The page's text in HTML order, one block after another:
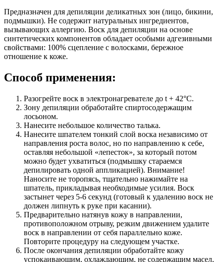
Предназначен для депиляции деликатных зон (лицо, бикини,
подмышки). Не содержит натуральных ингредиентов,
вызывающих аллергию. Воск для депиляции на основе
синтетических компонентов обладает особыми адгезивными
свойствами: 100% сцепление с волосками, бережное
отношение к коже.
Способ применения:
Разогрейте воск в электронагревателе до t + 42°С.
Зону депиляции обработайте спиртосодержащим
лосьоном.
Нанесите небольшое количество талька.
Нанесите шпателем тонкий слой воска независимо от
направления роста волос, но по направлению к себе,
оставляя небольшой «лепесток», за который потом
можно будет ухватиться (подмышку стараемся
депилировать одной аппликацией). Внимание!
Наносите не торопясь, тщательно нажимайте на
шпатель, прикладывая необходимые усилия. Воск
застынет через 5-6 секунд (готовый к удалению воск не
должен липнуть к руке при касании).
Предварительно натянув кожу в направлении,
противоположном отрыву, резким движением удалите
воск в направлении от себя параллельно коже.
Повторите процедуру на следующем участке.
После окончания депиляции обработайте кожу
успокаивающим, охлаждающим, не содержащим масел,